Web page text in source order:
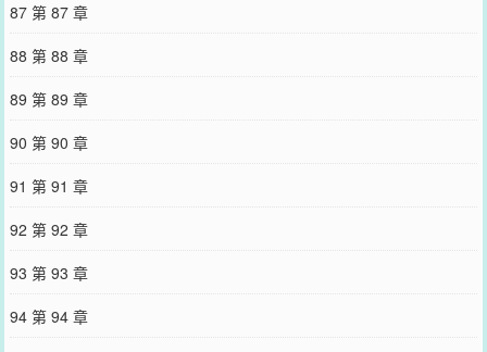
87 第 87 章
88 第 88 章
89 第 89 章
90 第 90 章
91 第 91 章
92 第 92 章
93 第 93 章
94 第 94 章